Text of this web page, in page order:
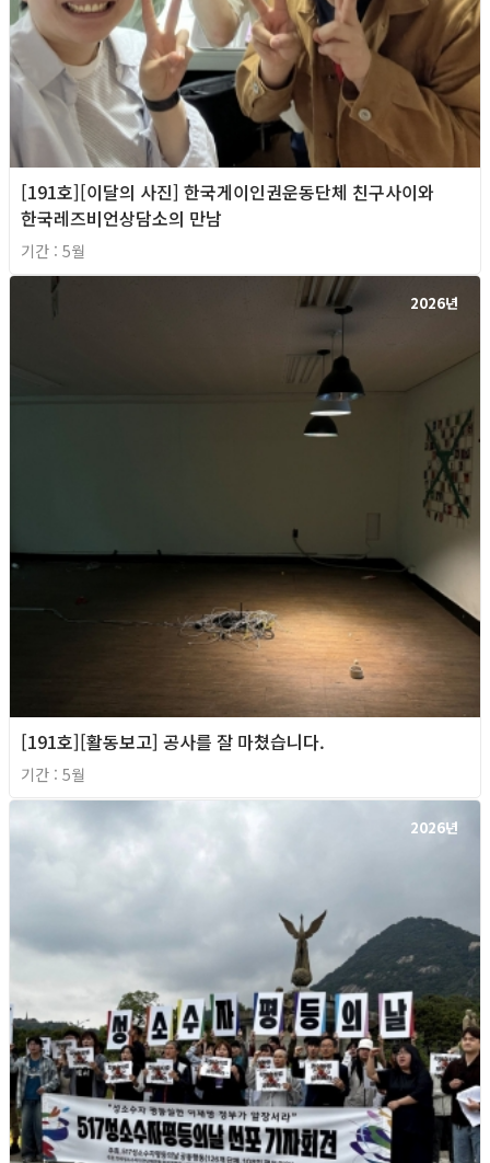
[191호][이달의 사진] 한국게이인권운동단체 친구사이와
한국레즈비언상담소의 만남
기간 : 5월
2026년
[191호][활동보고] 공사를 잘 마쳤습니다.
기간 : 5월
2026년